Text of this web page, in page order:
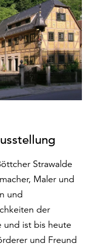
Strawalde
Maler und
und
der
und ist bis heute
und Freund